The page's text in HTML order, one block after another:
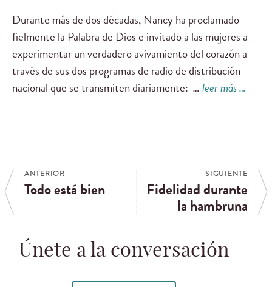
Durante más de dos décadas, Nancy ha proclamado
fielmente la Palabra de Dios e invitado a las mujeres a
experimentar un verdadero avivamiento del corazón a
través de sus dos programas de radio de distribución
nacional que se transmiten diariamente: …leer más …
ANTERIOR
Todo está bien
SIGUIENTE
Fidelidad durante
la hambruna
Únete a la conversación